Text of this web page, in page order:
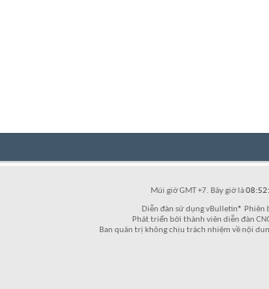
Múi giờ GMT +7. Bây giờ là
Diễn đàn sử dụng vBulletin® Phiên
Phát triển bởi thành viên diễn đàn
Ban quản trị không chịu trách nhiệm về nội